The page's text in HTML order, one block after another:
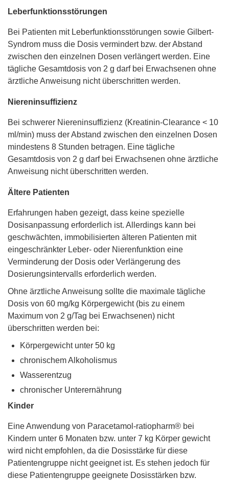
Leberfunktionsstörungen
Bei Patienten mit Leberfunktionsstörungen sowie Gilbert-
Syndrom muss die Dosis vermindert bzw. der Abstand
zwischen den einzelnen Dosen verlängert werden. Eine
tägliche Gesamtdosis von 2 g darf bei Erwachsenen ohne
ärztliche Anweisung nicht überschritten werden.
Niereninsuffizienz
Bei schwerer Niereninsuffizienz (Kreatinin-Clearance < 10
ml/min) muss der Abstand zwischen den einzelnen Dosen
mindestens 8 Stunden betragen. Eine tägliche
Gesamtdosis von 2 g darf bei Erwachsenen ohne ärztliche
Anweisung nicht überschritten werden.
Ältere Patienten
Erfahrungen haben gezeigt, dass keine spezielle
Dosisanpassung erforderlich ist. Allerdings kann bei
geschwächten, immobilisierten älteren Patienten mit
eingeschränkter Leber- oder Nierenfunktion eine
Verminderung der Dosis oder Verlängerung des
Dosierungsintervalls erforderlich werden.
Ohne ärztliche Anweisung sollte die maximale tägliche
Dosis von 60 mg/kg Körpergewicht (bis zu einem
Maximum von 2 g/Tag bei Erwachsenen) nicht
überschritten werden bei:
Körpergewicht unter 50 kg
chronischem Alkoholismus
Wasserentzug
chronischer Unterernährung
Kinder
Eine Anwendung von Paracetamol-ratiopharm® bei
Kindern unter 6 Monaten bzw. unter 7 kg Körper gewicht
wird nicht empfohlen, da die Dosisstärke für diese
Patientengruppe nicht geeignet ist. Es stehen jedoch für
diese Patientengruppe geeignete Dosisstärken bzw.